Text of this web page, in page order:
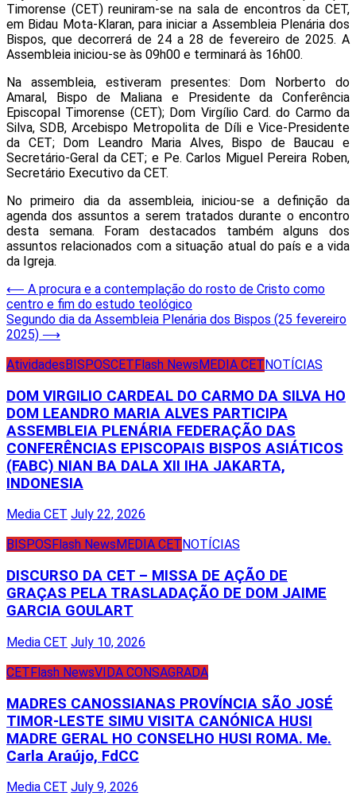
Timorense (CET) reuniram-se na sala de encontros da CET,
em Bidau Mota-Klaran, para iniciar a Assembleia Plenária dos
Bispos, que decorrerá de 24 a 28 de fevereiro de 2025. A
Assembleia iniciou-se às 09h00 e terminará às 16h00.
Na assembleia, estiveram presentes: Dom Norberto do
Amaral, Bispo de Maliana e Presidente da Conferência
Episcopal Timorense (CET); Dom Virgílio Card. do Carmo da
Silva, SDB, Arcebispo Metropolita de Díli e Vice-Presidente
da CET; Dom Leandro Maria Alves, Bispo de Baucau e
Secretário-Geral da CET; e Pe. Carlos Miguel Pereira Roben,
Secretário Executivo da CET.
No primeiro dia da assembleia, iniciou-se a definição da
agenda dos assuntos a serem tratados durante o encontro
desta semana. Foram destacados também alguns dos
assuntos relacionados com a situação atual do país e a vida
da Igreja.
Post
navigation
⟵ A procura e a contemplação do rosto de Cristo como
centro e fim do estudo teológico
Segundo dia da Assembleia Plenária dos Bispos (25 fevereiro
2025) ⟶
AtividadesBISPOSCETFlash NewsMEDIA CETNOTÍCIAS
DOM VIRGILIO CARDEAL DO CARMO DA SILVA HO
DOM LEANDRO MARIA ALVES PARTICIPA
ASSEMBLEIA PLENÁRIA FEDERAÇÃO DAS
CONFERÊNCIAS EPISCOPAIS BISPOS ASIÁTICOS
(FABC) NIAN BA DALA XII IHA JAKARTA,
INDONESIA
Media CET July 22, 2026
BISPOS Flash News MEDIA CET NOTÍCIAS
DISCURSO DA CET – MISSA DE AÇÃO DE
GRAÇAS PELA TRASLADAÇÃO DE DOM JAIME
GARCIA GOULART
Media CET July 10, 2026
CETFlash NewsVIDA CONSAGRADA
MADRES CANOSSIANAS PROVÍNCIA SÃO JOSÉ
TIMOR-LESTE SIMU VISITA CANÓNICA HUSI
MADRE GERAL HO CONSELHO HUSI ROMA. Me.
Carla Araújo, FdCC
Media CET July 9, 2026